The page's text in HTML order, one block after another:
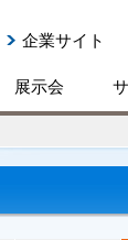
企業サイト
展示会